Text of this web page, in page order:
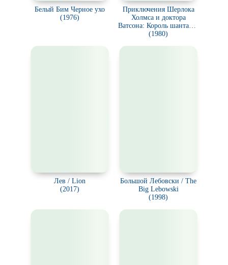
Белый Бим Черное ухо
(1976)
Приключения Шерлока
Холмса и доктора
Ватсона: Король шантажа.
Смертельная схватка.
(1980)
Лев / Lion
(2017)
Большой Лебовски / The
Big Lebowski
(1998)